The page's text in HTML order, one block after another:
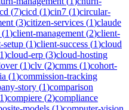
(7)cicd (1)cin7 (1)circular-
(3)citizen-services (1)claude
(1)client-management (2)client-
setup (1)client-success (1)cloud
1)cloud-erp (3)cloud-hosting
(1)clv (2)cmms (1)cohort-
(1)commission-tracking
story (1)comparison
1)compiere (2)compliance